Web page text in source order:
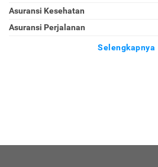
Asuransi Kesehatan
Asuransi Perjalanan
Selengkapnya